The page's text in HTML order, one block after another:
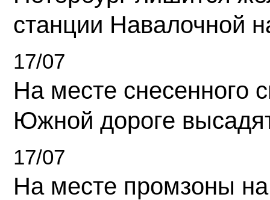
станции Навалочной
17/07
На месте снесенного
Южной дороге
17/07
На месте промзоны